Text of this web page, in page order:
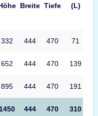
Breite Tiefe (L)
332 444 470 71
652 444 470 139
895 444 470 191
1450 444 470 310